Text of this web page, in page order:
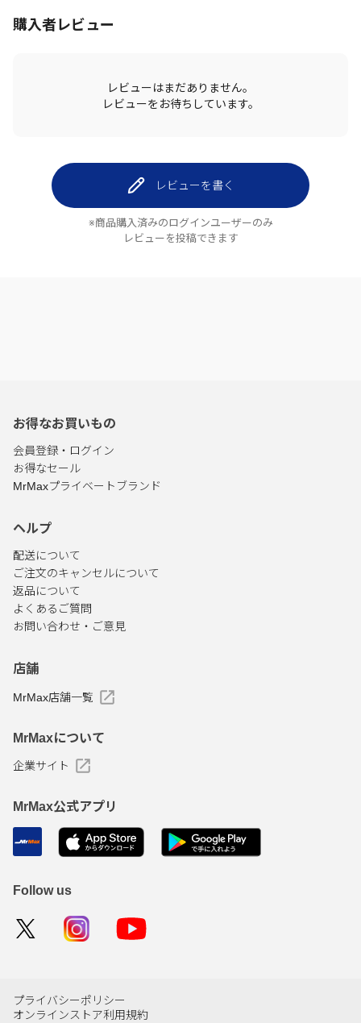
購入者レビュー
レビューはまだありません。
レビューをお待ちしています。
レビューを書く
※商品購入済みのログインユーザーのみ
レビューを投稿できます
お得なお買いもの
会員登録・ログイン
お得なセール
MrMaxプライベートブランド
ヘルプ
配送について
ご注文のキャンセルについて
返品について
よくあるご質問
お問い合わせ・ご意見
店舗
MrMax店舗一覧
MrMaxについて
企業サイト
MrMax公式アプリ
Follow us
プライバシーポリシー
オンラインストア利用規約